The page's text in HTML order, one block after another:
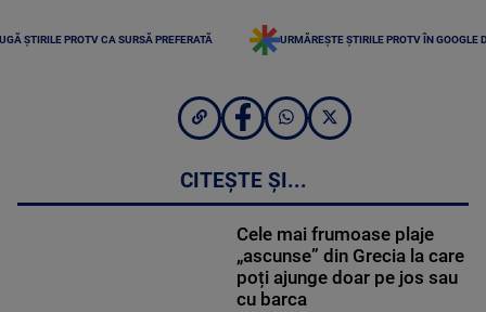
ȘTIRILE PROTV CA SURSĂ PREFERATĂ URMĂREȘTE ȘTIRILE PROTV ÎN GOOGLE
CITEȘTE ȘI...
Cele mai frumoase plaje
„ascunse” din Grecia la care
poți ajunge doar pe jos sau
cu barca